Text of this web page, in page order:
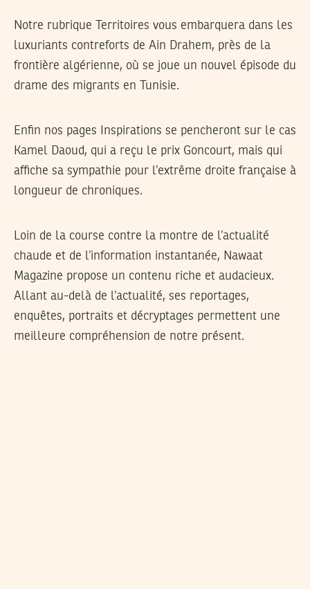
Notre rubrique Territoires vous embarquera dans les
luxuriants contreforts de Ain Drahem, près de la
frontière algérienne, où se joue un nouvel épisode du
drame des migrants en Tunisie.
Enfin nos pages Inspirations se pencheront sur le cas
Kamel Daoud, qui a reçu le prix Goncourt, mais qui
affiche sa sympathie pour l’extrême droite française à
longueur de chroniques.
Loin de la course contre la montre de l’actualité
chaude et de l’information instantanée, Nawaat
Magazine propose un contenu riche et audacieux.
Allant au-delà de l’actualité, ses reportages,
enquêtes, portraits et décryptages permettent une
meilleure compréhension de notre présent.